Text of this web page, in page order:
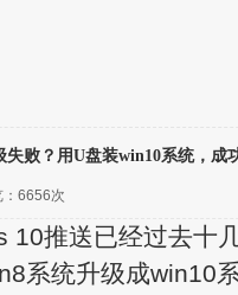
失败？用U盘装win10系统，成
6656次
推送已经过去十
系统升级成win10